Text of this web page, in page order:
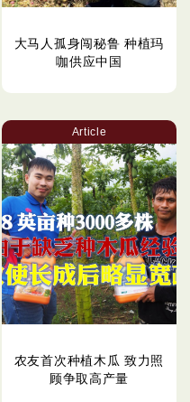
大马人孤身闯秘鲁 种植玛
咖供应中国
Article
农友首次种植木瓜 致力照
顾争取高产量